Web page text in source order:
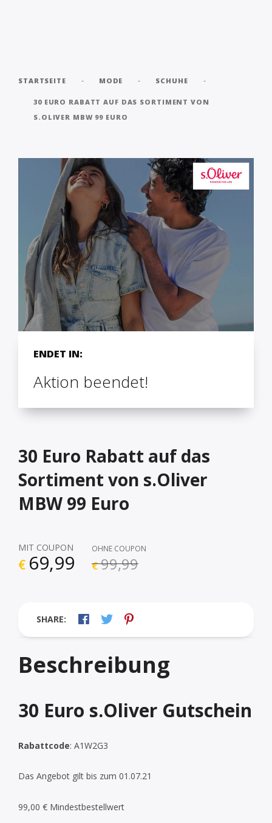
STARTSEITE - MODE - SCHUHE -
30 EURO RABATT AUF DAS SORTIMENT VON
S.OLIVER MBW 99 EURO
ENDET IN:
Aktion beendet!
30 Euro Rabatt auf das
Sortiment von s.Oliver
MBW 99 Euro
MIT COUPON
€ 69,99
OHNE COUPON
€ 99,99
SHARE:
Beschreibung
30 Euro s.Oliver Gutschein
Rabattcode: A1W2G3
Das Angebot gilt bis zum 01.07.21
99,00 € Mindestbestellwert